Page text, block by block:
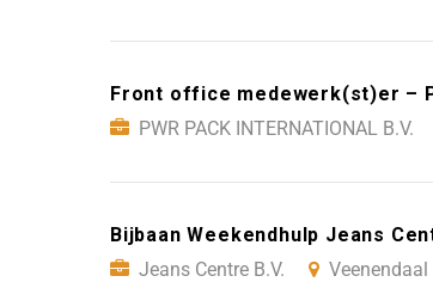
Front office medewerk(st)er –
PWR PACK INTERNATIONAL B.V.
Bijbaan Weekendhulp Jeans
Jeans Centre B.V.
Veenendaal